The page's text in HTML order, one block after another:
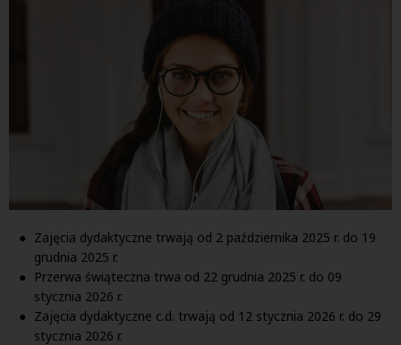
Zajęcia dydaktyczne trwają od 2 października 2025 r. do 19
grudnia 2025 r.
Przerwa świąteczna trwa od 22 grudnia 2025 r. do 09
stycznia 2026 r.
Zajęcia dydaktyczne c.d. trwają od 12 stycznia 2026 r. do 29
stycznia 2026 r.